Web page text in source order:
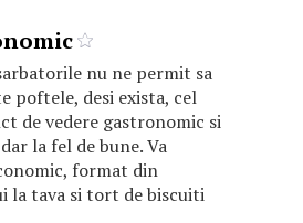
nu ne permit sa
poftele, desi exista, cel
de vedere gastronomic si
la fel de bune. Va
format din
la tava si tort de biscuiti